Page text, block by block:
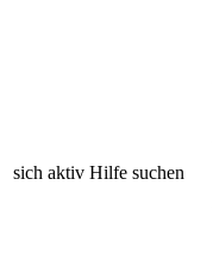
sich aktiv Hilfe suchen